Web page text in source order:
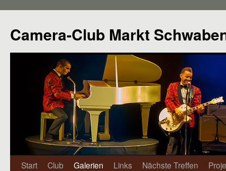
Camera-Club Markt
Start Club Galerien Links Nächste Treffen